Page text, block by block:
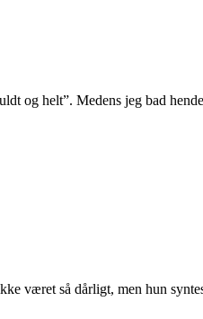
og helt”. Medens jeg bad
været så dårligt, men hun